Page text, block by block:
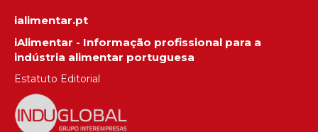
ialimentar.pt
iAlimentar - Informação profissional para a
indústria alimentar portuguesa
Estatuto Editorial